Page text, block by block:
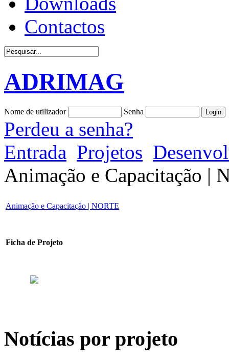
Contactos
ADRIMAG
Nome de utilizador Senha
Perdeu a senha?
Entrada Projetos
Animação e Capacitação |
Animação e Capacitação | NORTE
Ficha de Projeto
Notícias por projeto